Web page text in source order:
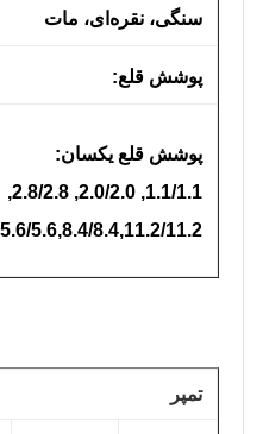
سنگی، نقره‌ای، مات
پوشش قلع:
پوشش قلع یکسان:
1.1/1.1, 2.0/2.0, 2.8/2.8,
5.6/5.6,8.4/8.4,11.2/11.2